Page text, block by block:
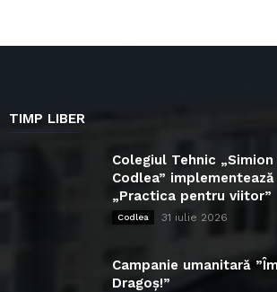
TIMP LIBER
Colegiul Tehnic
Codlea”
„Practica pentru viitor”
Codlea 31 iulie 2026
Campanie umanitară
Dragoș!”